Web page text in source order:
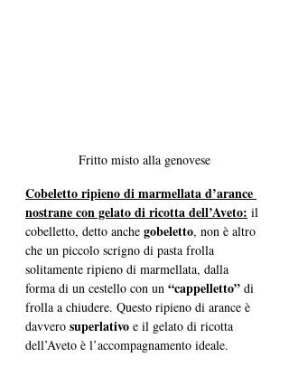
Fritto misto alla genovese
Cobeletto ripieno di marmellata d’arance
nostrane con gelato di ricotta dell’Aveto: il
cobelletto, detto anche gobeletto, non è altro
che un piccolo scrigno di pasta frolla
solitamente ripieno di marmellata, dalla
forma di un cestello con un “cappelletto” di
frolla a chiudere. Questo ripieno di arance è
davvero superlativo e il gelato di ricotta
dell’Aveto è l’accompagnamento ideale.